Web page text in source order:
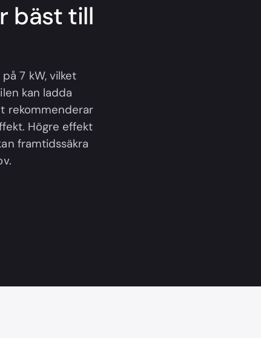
bäst till
7 kW, vilket
kan ladda
rekommenderar
Högre effekt
framtidssäkra